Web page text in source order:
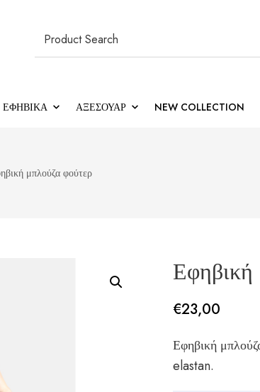
Search
for:
ΕΦΗΒΙΚΆ ΑΞΕΣΟΥΑΡ NEW COLLECTION
μπλούζα φούτερ
Εφηβική
€23,00
Εφηβική
elastan.